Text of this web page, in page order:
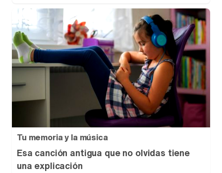
Tu memoria y la música
Esa canción antigua que no olvidas tiene
una explicación